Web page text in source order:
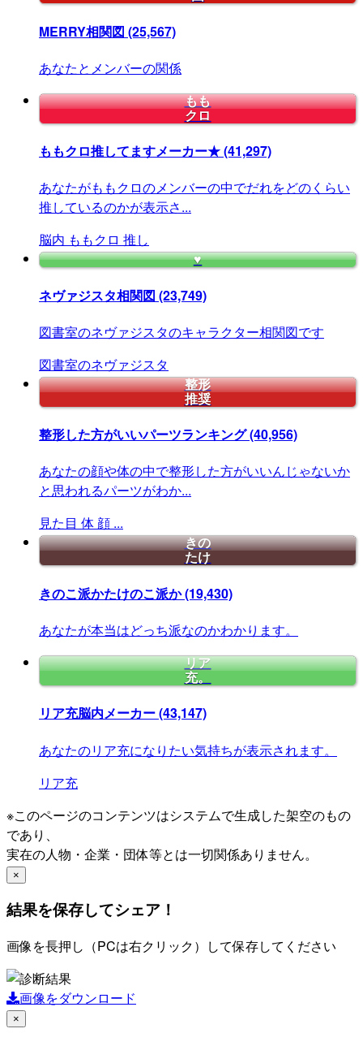
MERRY相関図 (25,567)
あなたとメンバーの関係
もも
クロ
ももクロ推してますメーカー★(41,297)
あなたがももクロのメンバーの中でだれをどのくらい
推しているのかが表示さ...
脳内 ももクロ 推し
♥
ネヴァジスタ相関図 (23,749)
図書室のネヴァジスタのキャラクター相関図です
図書室のネヴァジスタ
整形
推奨
整形した方がいいパーツランキング(40,956)
あなたの顔や体の中で整形した方がいいんじゃないか
と思われるパーツがわか...
見た目 体 顔 ...
きの
たけ
きのこ派かたけのこ派か(19,430)
あなたが本当はどっち派なのかわかります。
リア
充。
リア充脳内メーカー(43,147)
あなたのリア充になりたい気持ちが表示されます。
リア充
※このページのコンテンツはシステムで生成した架空のもの
であり、
実在の人物・企業・団体等とは一切関係ありません。
×
結果を保存してシェア！
画像を長押し（PCは右クリック）して保存してください
画像をダウンロード
×